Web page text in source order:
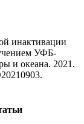
инактивации
УФБ-
и океана. 2021.